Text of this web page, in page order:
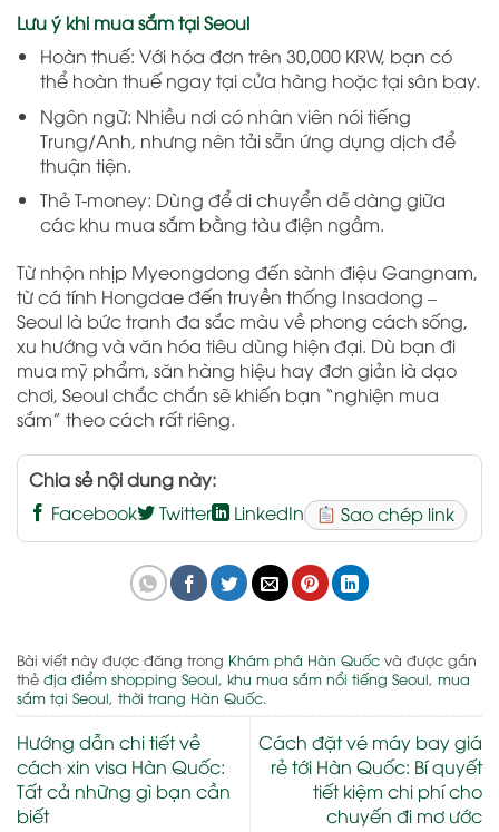
Lưu ý khi mua sắm tại Seoul
Hoàn thuế: Với hóa đơn trên 30,000 KRW, bạn có
thể hoàn thuế ngay tại cửa hàng hoặc tại sân bay.
Ngôn ngữ: Nhiều nơi có nhân viên nói tiếng
Trung/Anh, nhưng nên tải sẵn ứng dụng dịch để
thuận tiện.
Thẻ T-money: Dùng để di chuyển dễ dàng giữa
các khu mua sắm bằng tàu điện ngầm.
Từ nhộn nhịp Myeongdong đến sành điệu Gangnam,
từ cá tính Hongdae đến truyền thống Insadong –
Seoul là bức tranh đa sắc màu về phong cách sống,
xu hướng và văn hóa tiêu dùng hiện đại. Dù bạn đi
mua mỹ phẩm, săn hàng hiệu hay đơn giản là dạo
chơi, Seoul chắc chắn sẽ khiến bạn “nghiện mua
sắm” theo cách rất riêng.
Chia sẻ nội dung này:
Facebook
Twitter LinkedIn Sao chép link
Bài viết này được đăng trong Khám phá Hàn Quốc và được gắn
thẻ địa điểm shopping Seoul, khu mua sắm nổi tiếng Seoul, mua
sắm tại Seoul, thời trang Hàn Quốc.
Hướng dẫn chi tiết về
cách xin visa Hàn Quốc:
Tất cả những gì bạn cần
biết
Cách đặt vé máy bay giá
rẻ tới Hàn Quốc: Bí quyết
tiết kiệm chi phí cho
chuyến đi mơ ước